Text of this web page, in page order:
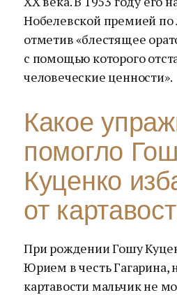
Нобелевской премией по
отметив «блестящее
с помощью которого
человеческие ценности».
Какое
помогло
Куценко
от
При рождении Гошу
Юрием в честь Гагарина,
картавости мальчик не